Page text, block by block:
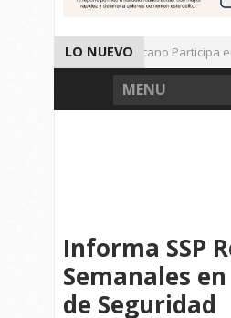
LO NUEVO
Universitario Zacatecano Participa en
Implementa SAMA Estrategia de
MENU
Informa SSP
Semanales
de Seguridad